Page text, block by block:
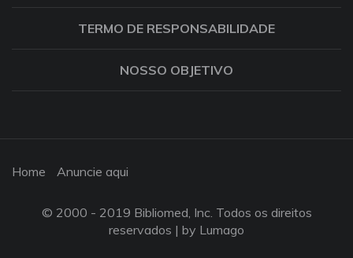
TERMO DE RESPONSABILIDADE
NOSSO OBJETIVO
Home Anuncie aqui
© 2000 - 2019 Bibliomed, Inc. Todos os direitos
reservados | by Lumago